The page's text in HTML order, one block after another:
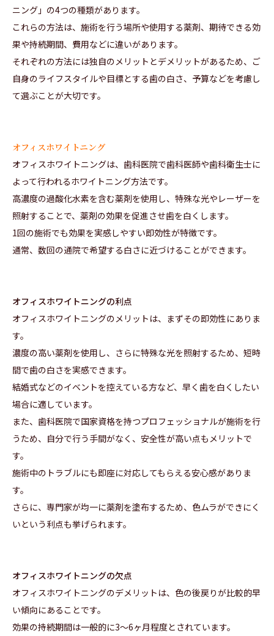
ニング」の4つの種類があります。
これらの方法は、施術を行う場所や使用する薬剤、期待できる効
果や持続期間、費用などに違いがあります。
それぞれの方法には独自のメリットとデメリットがあるため、ご
自身のライフスタイルや目標とする歯の白さ、予算などを考慮し
て選ぶことが大切です。
オフィスホワイトニング
オフィスホワイトニングは、歯科医院で歯科医師や歯科衛生士に
よって行われるホワイトニング方法です。
高濃度の過酸化水素を含む薬剤を使用し、特殊な光やレーザーを
照射することで、薬剤の効果を促進させ歯を白くします。
1回の施術でも効果を実感しやすい即効性が特徴です。
通常、数回の通院で希望する白さに近づけることができます。
オフィスホワイトニングの利点
オフィスホワイトニングのメリットは、まずその即効性にありま
す。
濃度の高い薬剤を使用し、さらに特殊な光を照射するため、短時
間で歯の白さを実感できます。
結婚式などのイベントを控えている方など、早く歯を白くしたい
場合に適しています。
また、歯科医院で国家資格を持つプロフェッショナルが施術を行
うため、自分で行う手間がなく、安全性が高い点もメリットで
す。
施術中のトラブルにも即座に対応してもらえる安心感がありま
す。
さらに、専門家が均一に薬剤を塗布するため、色ムラができにく
いという利点も挙げられます。
オフィスホワイトニングの欠点
オフィスホワイトニングのデメリットは、色の後戻りが比較的早
い傾向にあることです。
効果の持続期間は一般的に3〜6ヶ月程度とされています。